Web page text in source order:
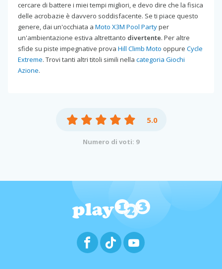
cercare di battere i miei tempi migliori, e devo dire che la fisica
delle acrobazie è davvero soddisfacente. Se ti piace questo
genere, dai un'occhiata a Moto X3M Pool Partyper
un'ambientazione estiva altrettanto divertente. Per altre
sfide su piste impegnative prova Hill Climb Moto oppure Cycle
Extreme. Trovi tanti altri titoli simili nella categoria Giochi
Azione.
5.0
Numero di voti: 9